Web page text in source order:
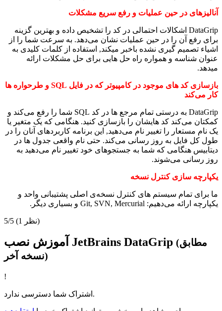
آنالیزهای در حین عملیات و رفع سریع مشکلات
DataGrip اشکالات احتمالی در کد را تشخیص داده و بهترین گزینه
برای رفع آن را در حین عملیات نشان می‌دهد. به سرعت شما را از
اشیاء تصمیم گیری نشده باخبر میکند, استفاده از کلمات کلیدی به
عنوان شناسه و همواره راه حل هایی برای حل مشکلات ارائه
میدهد.
بازسازی کد های موجود در کامپیوتر که در فایل SQL و طرحواره ها
کار می‌کند
DataGrip به درستی تمام مرجع ها در کد SQL شما را رفع می‌کند و
کمکتان می‌کند کد هایشان را بازسازی کنید. هنگامی که یک متغیر یا
یک نام مستعار را تغییر نام می‌دهید, این برنامه کاربردهای آنان را در
طول کل فایل به روز رسانی می‌کند. حتی نام واقعی جدول ها در
دیتابیس هنگامی که شما به جستجوهای خود تغییر نام می‌دهید به
روز رسانی می‌شوند.
یکپارچه سازی کنترل نسخه
ما برای تمام سیستم های کنترل نسخه‌ی اصلی پشتیبانی واحد و
یکپارچه ارائه می‌دهیم: Git, SVN, Mercurial و بسیاری دیگر.
5/5 (1 نظر)
آموزش نصب JetBrains DataGrip (مطابق
نسخه آخر)
!
اشتراک شما دسترسی ندارد.